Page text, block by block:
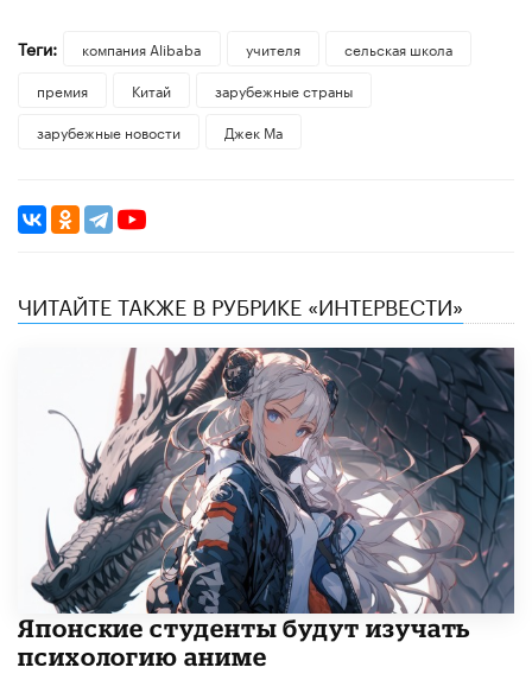
Теги: компания Alibaba учителя
сельская школа
премия
Китай
зарубежные страны
зарубежные новости
Джек Ма
ЧИТАЙТЕ ТАКЖЕ В РУБРИКЕ «ИНТЕРВЕСТИ»
Японские студенты будут изучать
психологию аниме